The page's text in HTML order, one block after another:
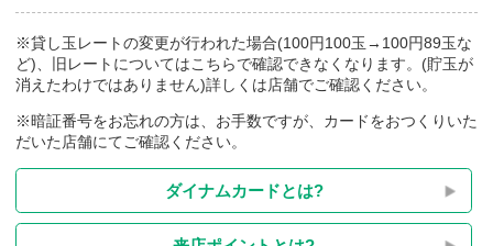
※貸し玉レートの変更が行われた場合(100円100玉→100円89玉
消えたわけではありません)詳しくは店舗でご確認ください。
だいた店舗にてご確認ください。
ダイナムカードとは?